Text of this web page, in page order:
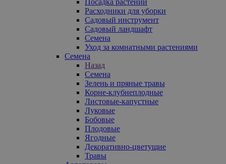
Расходники для уборки
Садовый инструмент
Садовый ландшафт
Семена
Уход за комнатными растениями
Семена
Назад
Семена
Зелень и пряные травы
Корне-клубнеплодные
Листовые-капустные
Луковые
Бобовые
Плодовые
Ягодные
Декоративно-цветущие
Травы